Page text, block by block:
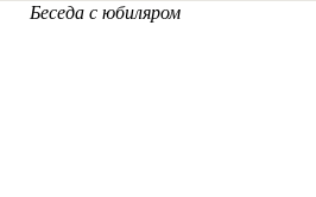
Беседа с юбиляром